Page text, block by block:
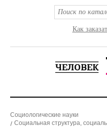
Как
Социологические науки
Социальная структура,